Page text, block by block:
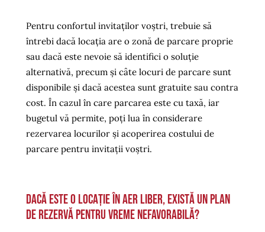
Pentru confortul invitaților voștri, trebuie să
întrebi dacă locația are o zonă de parcare proprie
sau dacă este nevoie să identifici o soluție
alternativă, precum și câte locuri de parcare sunt
disponibile și dacă acestea sunt gratuite sau contra
cost. În cazul în care parcarea este cu taxă, iar
bugetul vă permite, poți lua în considerare
rezervarea locurilor și acoperirea costului de
parcare pentru invitații voștri.
Dacă este o locație în aer liber, există un plan
de rezervă pentru vreme nefavorabilă?